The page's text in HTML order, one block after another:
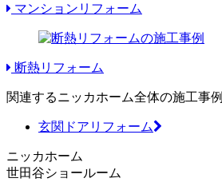
マンションリフォーム
断熱リフォーム
関連するニッカホーム全体の施工事例
玄関ドアリフォーム
ニッカホーム
世田谷ショールーム